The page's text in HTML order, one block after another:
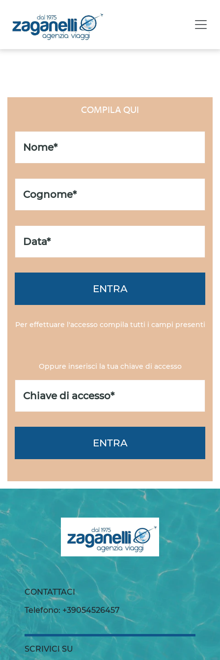
COMPILA QUI
ENTRA
Per effettuare l'accesso compila tutti i campi presenti
Oppure inserisci la tua chiave di accesso
ENTRA
CONTATTACI
Telefono: +39054526457
SCRIVICI SU